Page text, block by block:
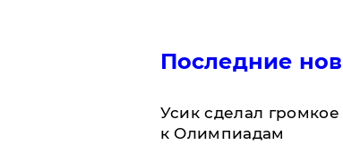
Последние
Усик сделал
к Олимпиадам